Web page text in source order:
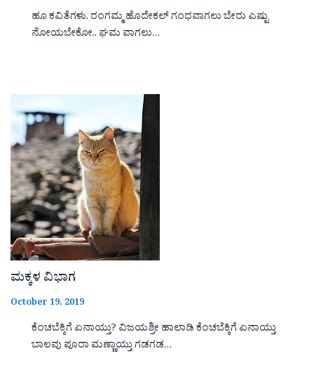
ಹೂ ಕವಿತೆಗಳು. ರಂಗಮ್ಮ ಹೊದೇಕಲ್ ಗಂಧವಾಗಲು ಬೇರು ಎಷ್ಟು
ನೋಯಬೇಕೋ.. ಘಮ ವಾಗಲು…
ಮಕ್ಕಳ ವಿಭಾಗ
October 19, 2019
ಕೆಂಚಬೆಕ್ಕಿಗೆ ಏನಾಯ್ತು? ವಿಜಯಶ್ರೀ ಹಾಲಾಡಿ ಕೆಂಚಬೆಕ್ಕಿಗೆ ಏನಾಯ್ತು
ಬಾಲವು ಪೂರಾ ಮಣ್ಣಾಯ್ತು ಗಡಗಡ…